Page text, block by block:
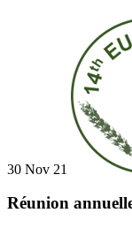
30 Nov 21
Réunion